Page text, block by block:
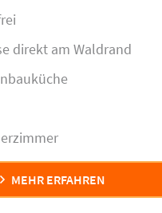
direkt am Waldrand
MEHR ERFAHREN